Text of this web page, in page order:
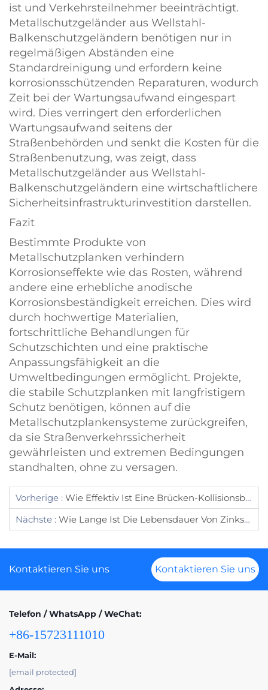
ist und Verkehrsteilnehmer beeinträchtigt.
Metallschutzgeländer aus Wellstahl-
Balkenschutzgeländern benötigen nur in
regelmäßigen Abständen eine
Standardreinigung und erfordern keine
korrosionsschützenden Reparaturen, wodurch
Zeit bei der Wartungsaufwand eingespart
wird. Dies verringert den erforderlichen
Wartungsaufwand seitens der
Straßenbehörden und senkt die Kosten für die
Straßenbenutzung, was zeigt, dass
Metallschutzgeländer aus Wellstahl-
Balkenschutzgeländern eine wirtschaftlichere
Sicherheitsinfrastrukturinvestition darstellen.
Fazit
Bestimmte Produkte von
Metallschutzplanken verhindern
Korrosionseffekte wie das Rosten, während
andere eine erhebliche anodische
Korrosionsbeständigkeit erreichen. Dies wird
durch hochwertige Materialien,
fortschrittliche Behandlungen für
Schutzschichten und eine praktische
Anpassungsfähigkeit an die
Umweltbedingungen ermöglicht. Projekte,
die stabile Schutzplanken mit langfristigem
Schutz benötigen, können auf die
Metallschutzplankensysteme zurückgreifen,
da sie Straßenverkehrssicherheit
gewährleisten und extremen Bedingungen
standhalten, ohne zu versagen.
Vorherige : Wie Effektiv Ist Eine Brücken-Kollisionsbarriere?
Nächste : Wie Lange Ist Die Lebensdauer Von Zinkstahl-Traffikschutzgeländern
Kontaktieren Sie uns Kontaktieren Sie uns
Telefon / WhatsApp / WeChat:
+86-15723111010
E-Mail:
[email protected]